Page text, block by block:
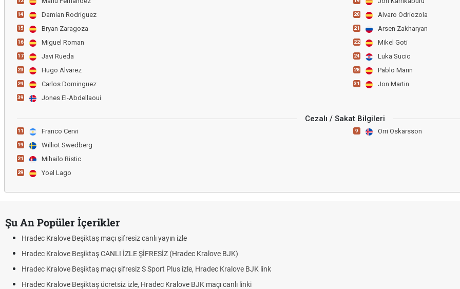
14 Damian Rodriguez
15 Bryan Zaragoza
16 Miguel Roman
17 Javi Rueda
23 Hugo Alvarez
24 Carlos Dominguez
39 Jones El-Abdellaoui
20 Alvaro Odriozola
21 Arsen Zakharyan
22 Mikel Goti
24 Luka Sucic
28 Pablo Marin
31 Jon Martin
Cezalı / Sakat Bilgileri
11 Franco Cervi
19 Williot Swedberg
21 Mihailo Ristic
29 Yoel Lago
9 Orri Oskarsson
Şu An Popüler İçerikler
Beşiktaş maçı şifresiz canlı yayın izle
Beşiktaş CANLI İZLE ŞİFRESİZ (Hradec Kralove BJK)
Beşiktaş maçı şifresiz S Sport Plus izle, Hradec Kralove BJK link
Beşiktaş ücretsiz izle, Hradec Kralove BJK maçı canlı linki